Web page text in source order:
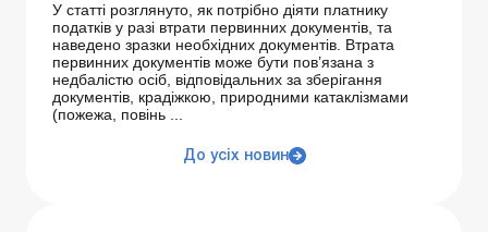
У статті розглянуто, як потрібно діяти платнику
податків у разі втрати первинних документів, та
наведено зразки необхідних документів. Втрата
первинних документів може бути пов’язана з
недбалістю осіб, відповідальних за зберігання
документів, крадіжкою, природними катаклізмами
(пожежа, повінь ...
До усіх новин